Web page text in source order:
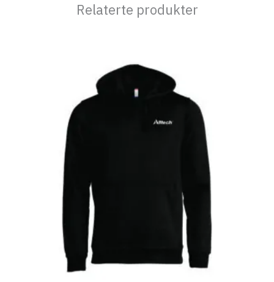
Relaterte produkter